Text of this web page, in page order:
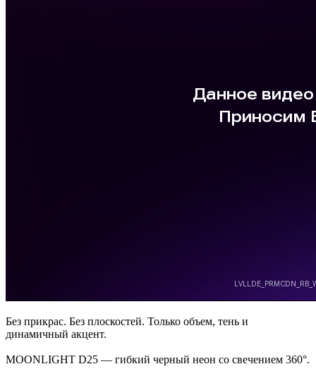
Без прикрас. Без плоскостей. Только объем, тень и
динамичный акцент.
MOONLIGHT D25 — гибкий черный неон со свечением 360°.